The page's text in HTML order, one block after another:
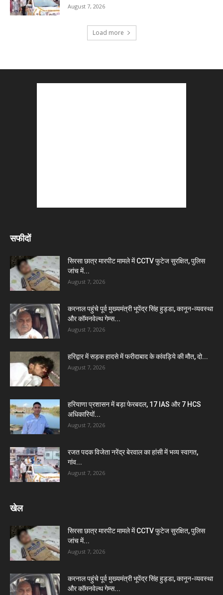
August 7, 2026
Load more
सफीदों
सिरसा छात्र मारपीट मामले में CCTV फुटेज सुरक्षित, पुलिस
जांच में...
August 7, 2026
करनाल पहुंचे पूर्व मुख्यमंत्री भूपेंद्र सिंह हुड्डा, कानून-व्यवस्था
और कॉमनवेल्थ गेम्स...
August 7, 2026
हरिद्वार में सड़क हादसे में फरीदाबाद के कांवड़िये की मौत, दो...
August 7, 2026
हरियाणा प्रशासन में बड़ा फेरबदल, 17 IAS और 7 HCS
अधिकारियों...
August 7, 2026
रजत पदक विजेता नरेंद्र बेरवाल का हांसी में भव्य स्वागत,
गांव...
August 7, 2026
खेल
सिरसा छात्र मारपीट मामले में CCTV फुटेज सुरक्षित, पुलिस
जांच में...
August 7, 2026
करनाल पहुंचे पूर्व मुख्यमंत्री भूपेंद्र सिंह हुड्डा, कानून-व्यवस्था
और कॉमनवेल्थ गेम्स...